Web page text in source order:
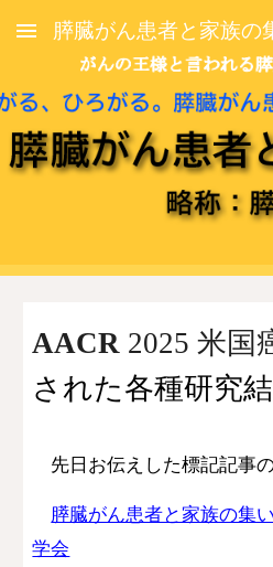
Skip to main content
膵臓がん患者と家族の
AACR 2025 米国
された各種研究結
先日お伝えした標記記事
膵臓がん患者と家族の集
学会